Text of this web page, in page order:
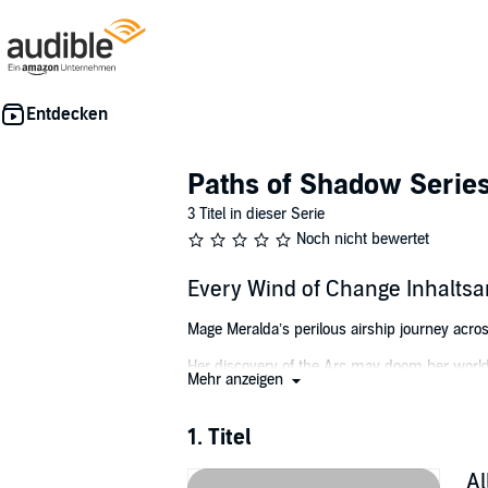
Paths of Shadow
3 Titel in dieser Serie
Noch nicht bewertet
Every Wind of Change
Mage Meralda’s perilous airship journey
Her discovery of the Arc may doom her world.
discovers plans for an outlandish machine
engines, and the most diabolical creature of
Mehr anzeigen
1. Titel